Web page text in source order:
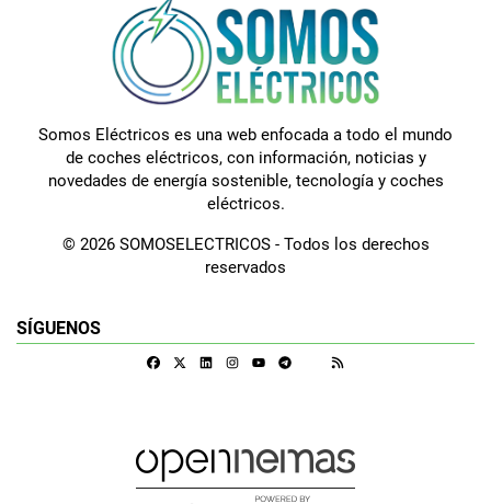
Somos Eléctricos es una web enfocada a todo el mundo
de coches eléctricos, con información, noticias y
novedades de energía sostenible, tecnología y coches
eléctricos.
© 2026 SOMOSELECTRICOS - Todos los derechos
reservados
SÍGUENOS
FacebookLinkedinInstagramTelegram
Google Discover